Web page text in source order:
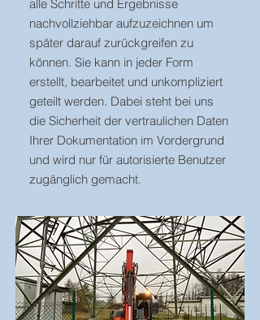
alle Schritte und Ergebnisse
nachvollziehbar aufzuzeichnen um
später darauf zurückgreifen zu
können. Sie kann in jeder Form
erstellt, bearbeitet und unkompliziert
geteilt werden. Dabei steht bei uns
die Sicherheit der vertraulichen Daten
Ihrer Dokumentation im Vordergrund
und wird nur für autorisierte Benutzer
zugänglich gemacht.